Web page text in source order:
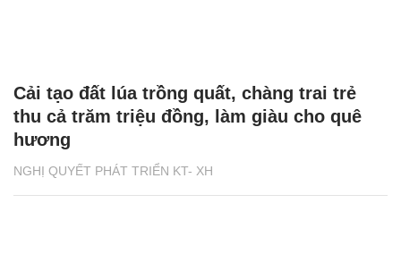
NGHỊ QUYẾT PHÁT TRIỂN KT- XH
Cải tạo đất lúa trồng quất, chàng trai trẻ
thu cả trăm triệu đồng, làm giàu cho quê
hương